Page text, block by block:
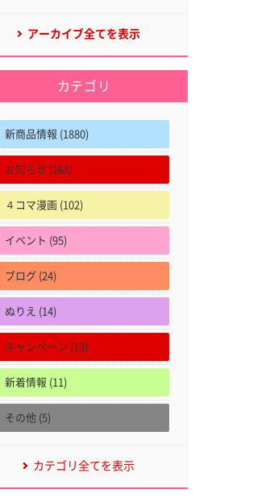
アーカイブ全てを表示
カテゴリ
新商品情報 (1880)
お知らせ (168)
４コマ漫画 (102)
イベント (95)
ブログ (24)
ぬりえ (14)
キャンペーン (13)
新着情報 (11)
その他 (5)
カテゴリ全てを表示